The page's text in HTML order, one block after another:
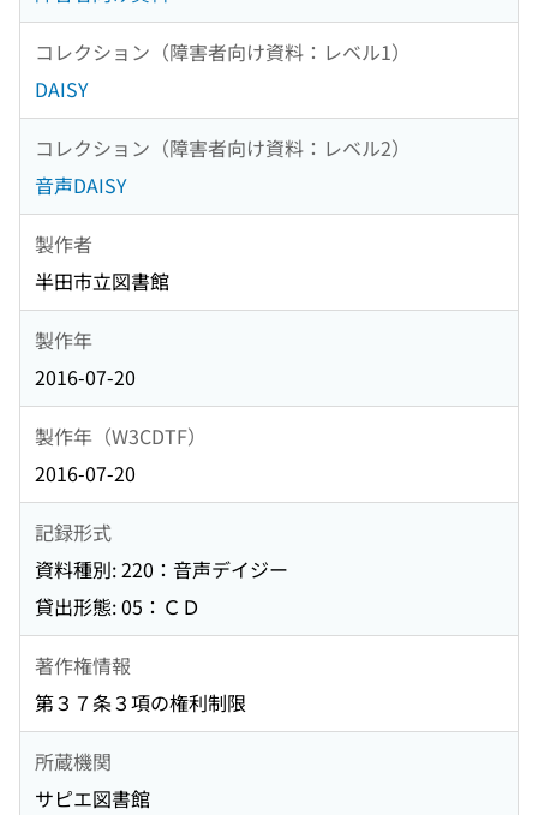
コレクション（障害者向け資料：レベル1）
DAISY
コレクション（障害者向け資料：レベル2）
音声DAISY
製作者
半田市立図書館
製作年
2016-07-20
製作年（W3CDTF）
2016-07-20
記録形式
資料種別: 220：音声デイジー
貸出形態: 05：ＣＤ
著作権情報
第３７条３項の権利制限
所蔵機関
サピエ図書館